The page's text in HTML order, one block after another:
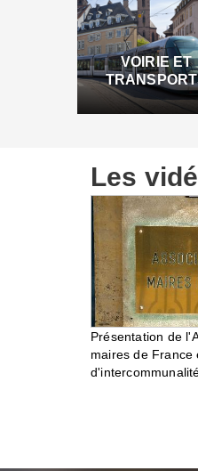
VOIRIE ET
Les
Présentation de
maires de France